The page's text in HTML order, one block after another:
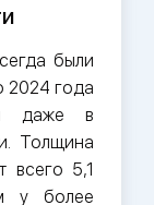
были
2024 года
даже в
Толщина
всего 5,1
у более